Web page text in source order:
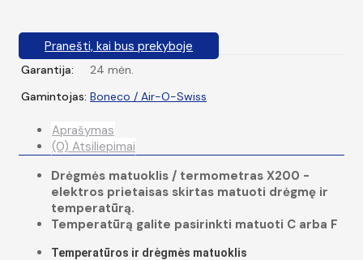
Pranešti, kai bus prekyboje
Garantija:
24 mėn.
Gamintojas: Boneco / Air-O-Swiss
Aprašymas
(0) Atsiliepimai
Drėgmės matuoklis / termometras X200 -
elektros prietaisas skirtas matuoti drėgmę ir
temperatūrą.
Temperatūrą galite pasirinkti matuoti C arba F
Temperatūros ir drėgmės matuoklis